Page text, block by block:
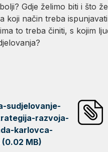
Gdje želimo biti i što
način treba
to treba činiti, s kojim
sudjelovanje-
razvoja-
karlovca-
MB)